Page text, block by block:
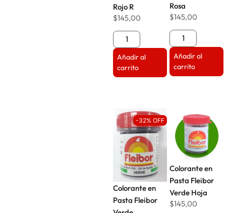
Rojo R
$145,00
Añadir al
carrito
Rosa
$145,00
Añadir al
carrito
-32% OFF
Colorante en
Pasta Fleibor
Colorante en
Pasta Fleibor
Verde Hoja
$145,00